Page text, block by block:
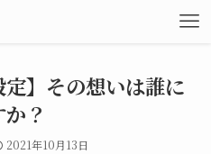
定】その想いは誰に
？
2021年10月13日